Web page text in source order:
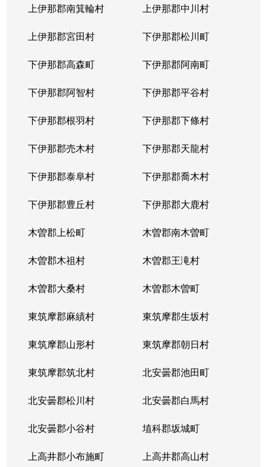
上伊那郡南箕輪村 上伊那郡中川村
上伊那郡宮田村 下伊那郡松川町
下伊那郡高森町 下伊那郡阿南町
下伊那郡阿智村 下伊那郡平谷村
下伊那郡根羽村 下伊那郡下條村
下伊那郡売木村 下伊那郡天龍村
下伊那郡泰阜村 下伊那郡喬木村
下伊那郡豊丘村 下伊那郡大鹿村
木曽郡上松町 木曽郡南木曽町
木曽郡木祖村 木曽郡王滝村
木曽郡大桑村 木曽郡木曽町
東筑摩郡麻績村 東筑摩郡生坂村
東筑摩郡山形村 東筑摩郡朝日村
東筑摩郡筑北村 北安曇郡池田町
北安曇郡松川村 北安曇郡白馬村
北安曇郡小谷村 埴科郡坂城町
上高井郡小布施町 上高井郡高山村